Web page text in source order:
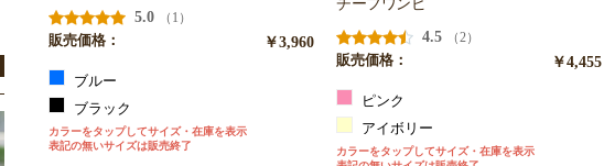
5.0
（1）
販売価格：
￥3,960
ブルー
ブラック
カラーをタップしてサイズ・在庫を表示
表記の無いサイズは販売終了
4.5
（2）
販売価格：
￥4,455
ピンク
アイボリー
カラーをタップしてサイズ・在庫を表示